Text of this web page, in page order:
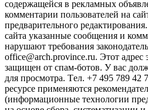
содержащейся в рекламных
комментарии пользователей на
предварительного
сайта указанные сообщения и
нарушают требования
office@arch.province.ru. Этот адрес
защищен от спам-ботов. У вас
для просмотра. Tел. +7 495 789
ресурсе применяются
(информационные технологии